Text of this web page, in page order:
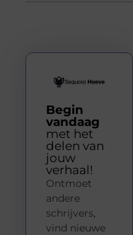
Begin
vandaag
met het
delen van
jouw
verhaal!
Ontmoet
andere
schrijvers,
vind nieuwe